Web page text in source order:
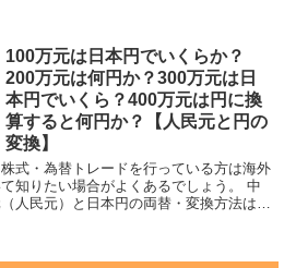
100万元は日本円でいくらか？
200万元は何円か？300万元は日
本円でいくら？400万元は円に換
算すると何円か？【人民元と円の
変換】
式・為替トレードを行っている方は海外
知りたい場合がよくあるでしょう。 中
人民元）と日本円の両替・変換方法は特